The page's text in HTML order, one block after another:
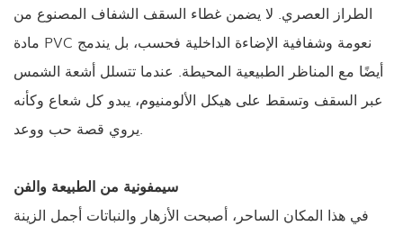
الطراز العصري. لا يضمن غطاء السقف الشفاف المصنوع من
مادة PVC نعومة وشفافية الإضاءة الداخلية فحسب، بل يندمج
أيضًا مع المناظر الطبيعية المحيطة. عندما تتسلل أشعة الشمس
عبر السقف وتسقط على هيكل الألومنيوم، يبدو كل شعاع وكأنه
يروي قصة حب ووعد.
سيمفونية من الطبيعة والفن
في هذا المكان الساحر، أصبحت الأزهار والنباتات أجمل الزينة